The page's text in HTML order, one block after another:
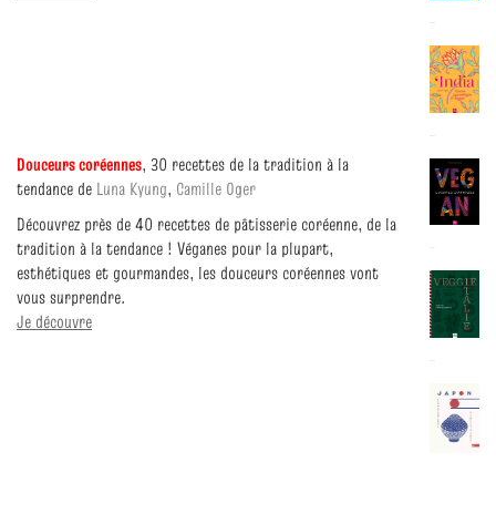
Douceurs coréennes, 30 recettes de la tradition à la
tendance de Luna Kyung, Camille Oger
Découvrez près de 40 recettes de pâtisserie coréenne, de la
tradition à la tendance ! Véganes pour la plupart,
esthétiques et gourmandes, les douceurs coréennes vont
vous surprendre.
Je découvre